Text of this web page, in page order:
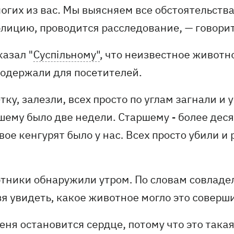
из вас. Мы выясняем все
проводится расследование, —
"Суспільному", что неизвестное
для посетителей.
залезли, всех просто по углам загнали и
было две недели. Старшему - более
кенгурят было у нас. Всех просто убили и
обнаружили утром. По словам
увидеть, какое животное могло это
остановится сердце, потому что это